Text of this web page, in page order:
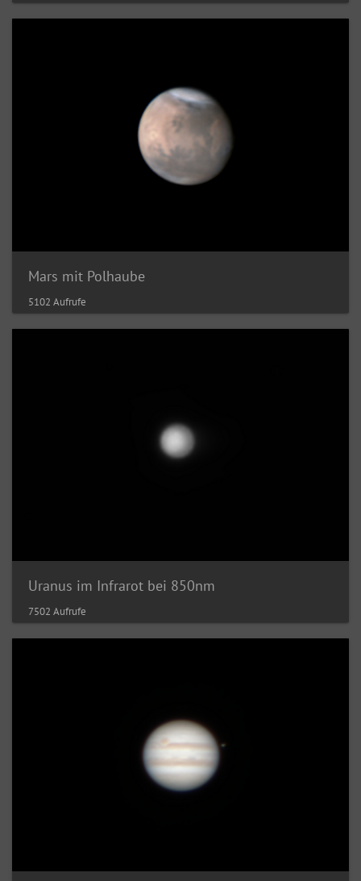
Mars mit Polhaube
5102 Aufrufe
Uranus im Infrarot bei 850nm
7502 Aufrufe